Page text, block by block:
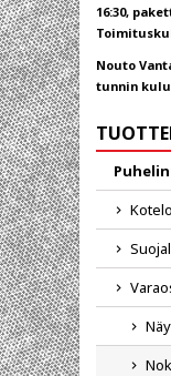
16:30,
Nouto
tunnin